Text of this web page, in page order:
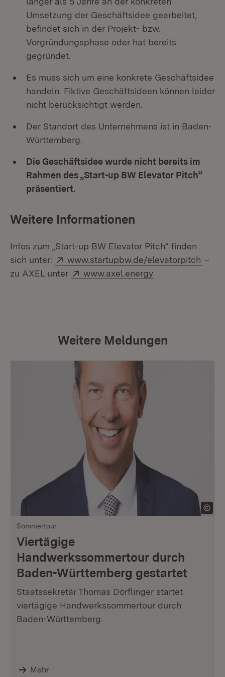
Umsetzung der Geschäftsidee gearbeitet,
befindet sich in der Projekt- bzw.
Vorgründungsphase oder hat bereits
gegründet.
Es muss sich um eine konkrete Geschäftsidee
handeln. Fiktive Geschäftsideen können leider
nicht berücksichtigt werden.
Der Standort des Unternehmens ist in Baden-
Württemberg.
Die Geschäftsidee wurde nicht bereits im
Rahmen des „Start-up BW Elevator Pitch“
präsentiert.
Weitere Informationen
Infos zum „Start-up BW Elevator Pitch“ finden
sich unter:
Extern:
www.startupbw.de/elevatorpitch –
zu AXEL unter
Extern:
www.axel.energy
Weitere Meldungen
Sommertour
Viertägige
Handwerkssommertour durch
Baden-Württemberg gestartet
Staatssekretär Thomas Dörflinger startet
viertägige Handwerkssommertour durch
Baden-Württemberg.
Mehr